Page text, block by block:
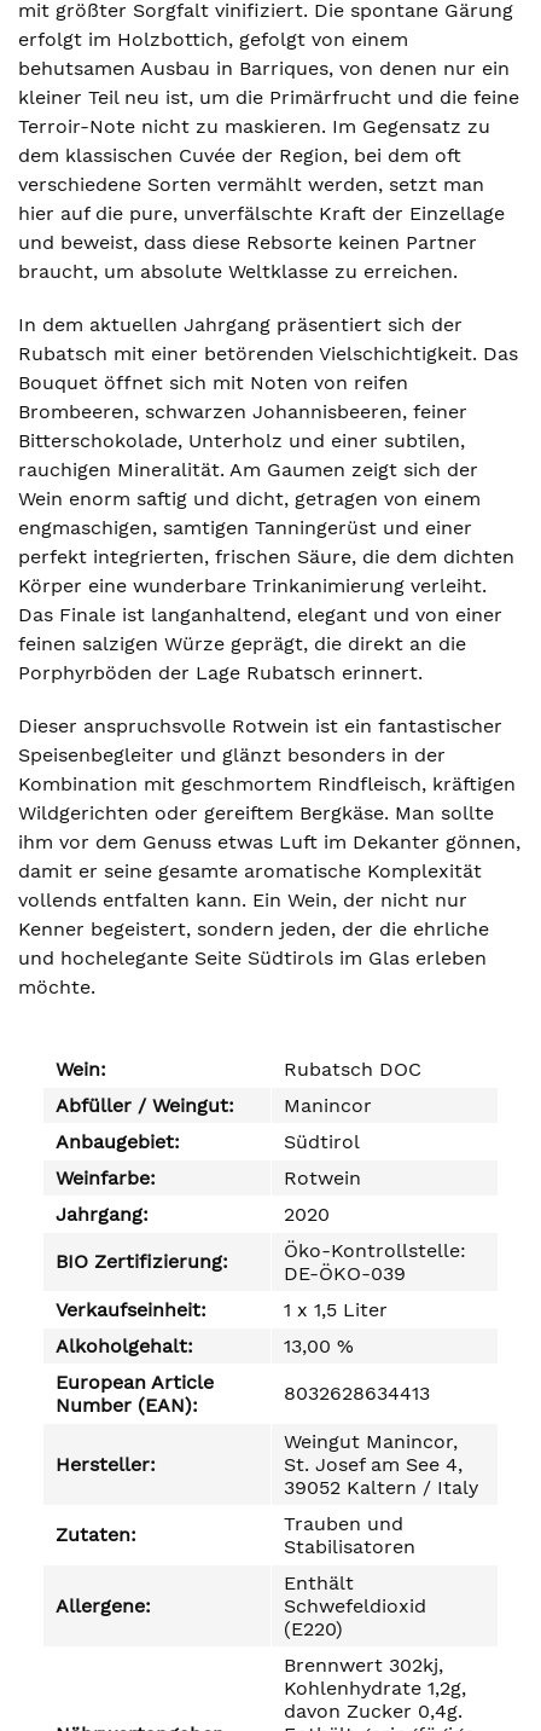
mit größter Sorgfalt vinifiziert. Die spontane Gärung
erfolgt im Holzbottich, gefolgt von einem
behutsamen Ausbau in Barriques, von denen nur ein
kleiner Teil neu ist, um die Primärfrucht und die feine
Terroir-Note nicht zu maskieren. Im Gegensatz zu
dem klassischen Cuvée der Region, bei dem oft
verschiedene Sorten vermählt werden, setzt man
hier auf die pure, unverfälschte Kraft der Einzellage
und beweist, dass diese Rebsorte keinen Partner
braucht, um absolute Weltklasse zu erreichen.
In dem aktuellen Jahrgang präsentiert sich der
Rubatsch mit einer betörenden Vielschichtigkeit. Das
Bouquet öffnet sich mit Noten von reifen
Brombeeren, schwarzen Johannisbeeren, feiner
Bitterschokolade, Unterholz und einer subtilen,
rauchigen Mineralität. Am Gaumen zeigt sich der
Wein enorm saftig und dicht, getragen von einem
engmaschigen, samtigen Tanningerüst und einer
perfekt integrierten, frischen Säure, die dem dichten
Körper eine wunderbare Trinkanimierung verleiht.
Das Finale ist langanhaltend, elegant und von einer
feinen salzigen Würze geprägt, die direkt an die
Porphyrböden der Lage Rubatsch erinnert.
Dieser anspruchsvolle Rotwein ist ein fantastischer
Speisenbegleiter und glänzt besonders in der
Kombination mit geschmortem Rindfleisch, kräftigen
Wildgerichten oder gereiftem Bergkäse. Man sollte
ihm vor dem Genuss etwas Luft im Dekanter gönnen,
damit er seine gesamte aromatische Komplexität
vollends entfalten kann. Ein Wein, der nicht nur
Kenner begeistert, sondern jeden, der die ehrliche
und hochelegante Seite Südtirols im Glas erleben
möchte.
Wein:
Rubatsch DOC
Abfüller / Weingut:
Manincor
Anbaugebiet:
Südtirol
Weinfarbe:
Rotwein
Jahrgang:
2020
BIO Zertifizierung:
Öko-Kontrollstelle:
DE-ÖKO-039
Verkaufseinheit:
1 x 1,5 Liter
Alkoholgehalt:
13,00 %
European Article
Number (EAN):
8032628634413
Hersteller:
Weingut Manincor,
St. Josef am See 4,
39052 Kaltern / Italy
Zutaten:
Trauben und
Stabilisatoren
Allergene:
Enthält
Schwefeldioxid
(E220)
Brennwert 302kj,
Kohlenhydrate 1,2g,
davon Zucker 0,4g.